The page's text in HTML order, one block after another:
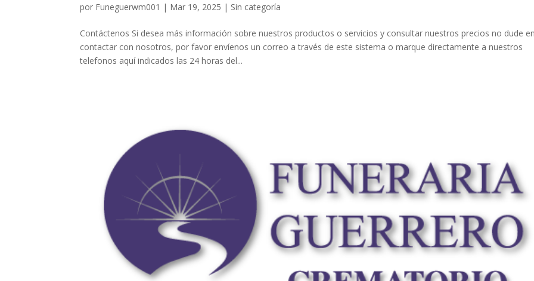
por Funeguerwm001 | Mar 19, 2025 | Sin categoría
Contáctenos Si desea más información sobre nuestros productos o servicios y consultar nuestros precios no dude
contactar con nosotros, por favor envíenos un correo a través de este sistema o marque directamente a nuestros
telefonos aquí indicados las 24 horas del...